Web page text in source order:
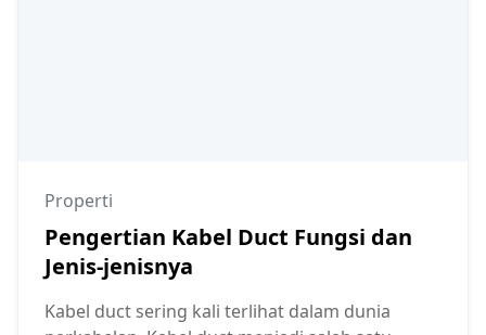
Properti
Pengertian Kabel Duct Fungsi dan
Jenis-jenisnya
Kabel duct sering kali terlihat dalam dunia